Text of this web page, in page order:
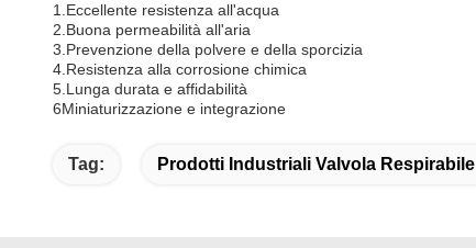
1.Eccellente resistenza all'acqua
2.Buona permeabilità all'aria
3.Prevenzione della polvere e della sporcizia
4.Resistenza alla corrosione chimica
5.Lunga durata e affidabilità
6Miniaturizzazione e integrazione
Tag: Prodotti Industriali Valvola Respirabile